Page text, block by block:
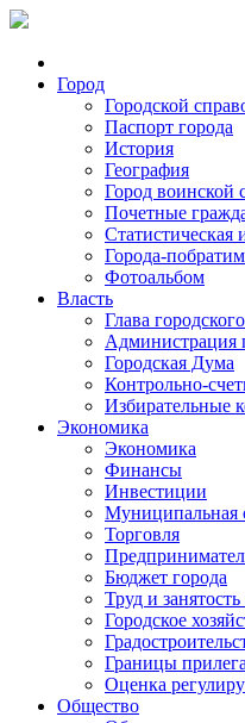
Город
Городской
Паспорт города
История
География
Город воинской
Почетные
Статистическая
Города-
Фотоальбом
Власть
Глава
Администрация
Городская Дума
Контрольно-
Избирательные
Экономика
Экономика
Финансы
Инвестиции
Муниципальная
Торговля
Бюджет города
Труд и
Городское
Границы
Оценка
Общество